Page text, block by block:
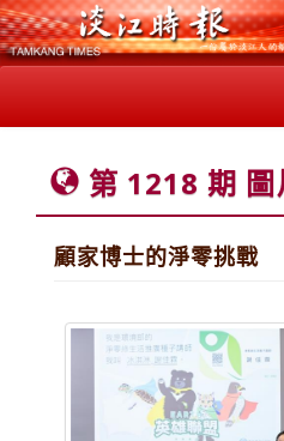
第 1218 期 圖
顧家博士的淨零挑戰